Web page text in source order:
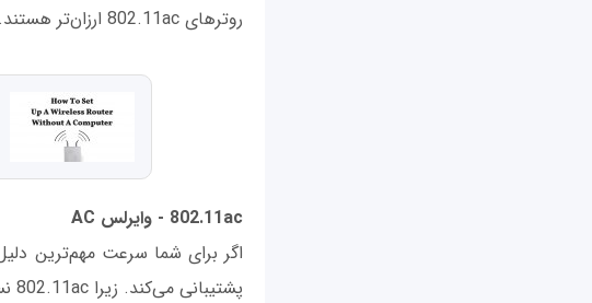
روترهای 802.11ac ارزان‌تر هستند.
802.11ac - وایرلس AC
پشتیبانی می‌کند. زیرا 802.11ac نسبت به استانداردهای قدیمی‌تر وای‌فای، سرعت بالاتری ارائه می‌دهد.